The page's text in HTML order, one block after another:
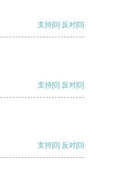
支持[0] 反对[0]
支持[0] 反对[0]
支持[0] 反对[0]